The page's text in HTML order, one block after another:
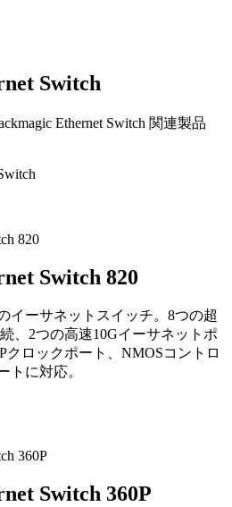
Switch
Ethernet Switch 関連製品
Switch 820
イーサネットスイッチ。8つの超
、2つの高速10Gイーサネットポ
クロックポート、NMOSコントロ
トに対応。
Switch 360P